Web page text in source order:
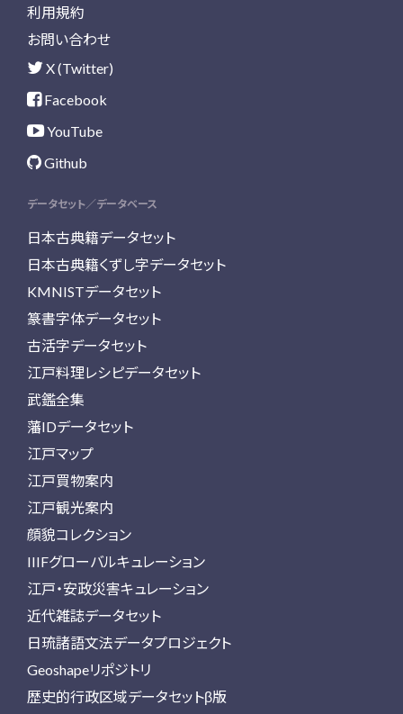
利用規約
お問い合わせ
X (Twitter)
Facebook
YouTube
Github
データセット／データベース
日本古典籍データセット
日本古典籍くずし字データセット
KMNISTデータセット
篆書字体データセット
古活字データセット
江戸料理レシピデータセット
武鑑全集
藩IDデータセット
江戸マップ
江戸買物案内
江戸観光案内
顔貌コレクション
IIIFグローバルキュレーション
江戸・安政災害キュレーション
近代雑誌データセット
日琉諸語文法データプロジェクト
Geoshapeリポジトリ
歴史的行政区域データセットβ版